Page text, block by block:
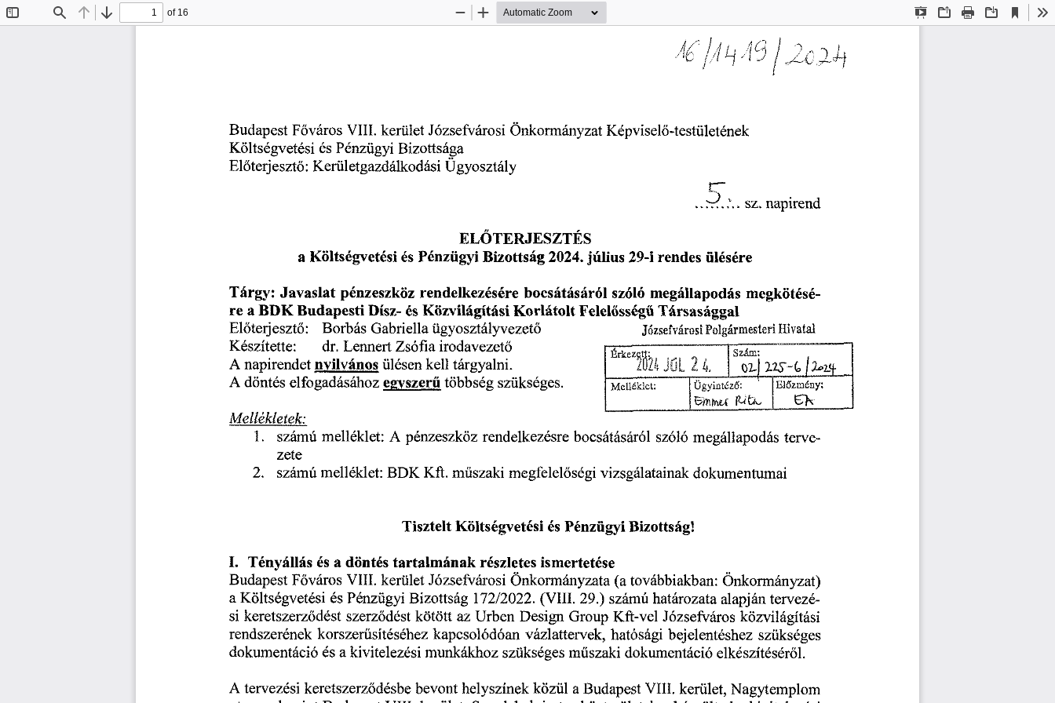
Find Previous
Next
of 16
Presentation
OpenPrint Download
Current
View
Zoom
Zoom
12o^
Budapest Főváros VIII. kerület Józsefvárosi Önkormányzat Képviselő-testületének
Költségvetési és Pénzügyi Bizottsága
Előterjesztő: Kerületgazdálkodási Ügyosztály
sz. napirend
ELŐTERJESZTÉS
a Költségvetési és Pénzügyi Bizottság 2024. július 29-i rendes ülésére
Tárgy: Javaslat pénzeszköz rendelkezésére bocsátásáról szóló megállapodás megkötésé
re a BDK Budapesti Dísz- és Közvilágítási Korlátolt Felelősségű Társasággal
Előterjesztő: Borbás Gabriella ügyosztályvezető Józsefvárosi Polgármesteri Hivatal
Készítette: dr. Lennert Zsófia irodavezető
A napirendet nyilvános ülésen kell tárgyalni.
A döntés elfogadásához egyszerű többség szükséges.
Mellékletek:
JűL 2 4 1 Szám:
Melléklet:
Ügyintéző:
Brttrntí
Ma,
Előzmény:
EX
1. számú melléklet: A pénzeszköz rendelkezésre bocsátásáról szóló megállapodás terve
zete
2.
számú melléklet: BDK Kft. műszaki megfelelőségi vizsgálatainak dokumentumai
Tisztelt Költségvetési és Pénzügyi Bizottság!
I. Tényállás és a döntés tartalmának részletes ismertetése
Budapest Főváros VIII. kerület Józsefvárosi Önkormányzata (a továbbiakban: Önkormányzat)
a Költségvetési és Pénzügyi Bizottság 172/2022. (VIII. 29.) számú határozata alapján tervezé
si keretszerződést szerződést kötött az Űrben Design Group Kft-vel Józsefváros közvilágítási
rendszerének korszerűsítéséhez kapcsolódóan vázlattervek, hatósági bejelentéshez szükséges
dokumentáció és a kivitelezési munkákhoz szükséges műszaki dokumentáció elkészítéséről.
A tervezési keretszerződésbe bevont helyszínek közül a Budapest VIII. kerület, Nagytemplom